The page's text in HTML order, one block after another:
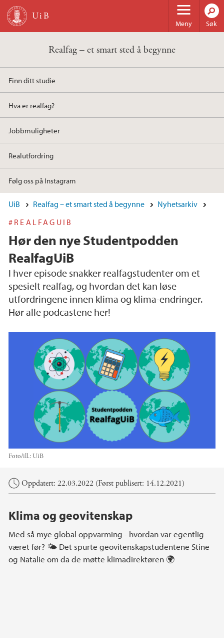
Hopp til hovedinnhold
Meny Søk
Realfag – et smart sted å begynne
Finn ditt studie
Hva er realfag?
Jobbmuligheter
Realutfordring
Følg oss på Instagram
UiB Realfag – et smart sted å begynne
Nyhetsarkiv
#REALFAGUIB
Hør den nye Studentpodden
RealfagUiB
I hver episode snakker realfagstudenter om et
spesielt realfag, og hvordan det kan løse
utfordringene innen klima og klima-endringer.
Hør alle podcastene her!
Foto/ill.:UiB
Hovedinnhold
Oppdatert: 22.03.2022 (Først publisert: 14.12.2021)
Klima og geovitenskap
Med så mye global oppvarming - hvordan var egentlig
været før? 🌤️ Det spurte geovitenskapstudentene Stine
og Natalie om da de møtte klimadirektøren 🌍